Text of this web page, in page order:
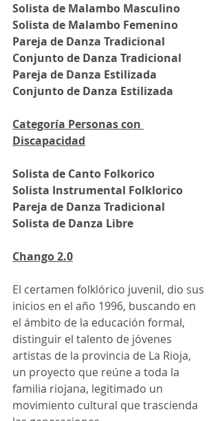
Solista de Malambo Masculino
Solista de Malambo Femenino
Pareja de Danza Tradicional
Conjunto de Danza Tradicional
Pareja de Danza Estilizada
Conjunto de Danza Estilizada
Categoría Personas con
Discapacidad
Solista de Canto Folkorico
Solista Instrumental Folklorico
Pareja de Danza Tradicional
Solista de Danza Libre
Chango 2.0
El certamen folklórico juvenil, dio sus
inicios en el año 1996, buscando en
el ámbito de la educación formal,
distinguir el talento de jóvenes
artistas de la provincia de La Rioja,
un proyecto que reúne a toda la
familia riojana, legitimado un
movimiento cultural que trascienda